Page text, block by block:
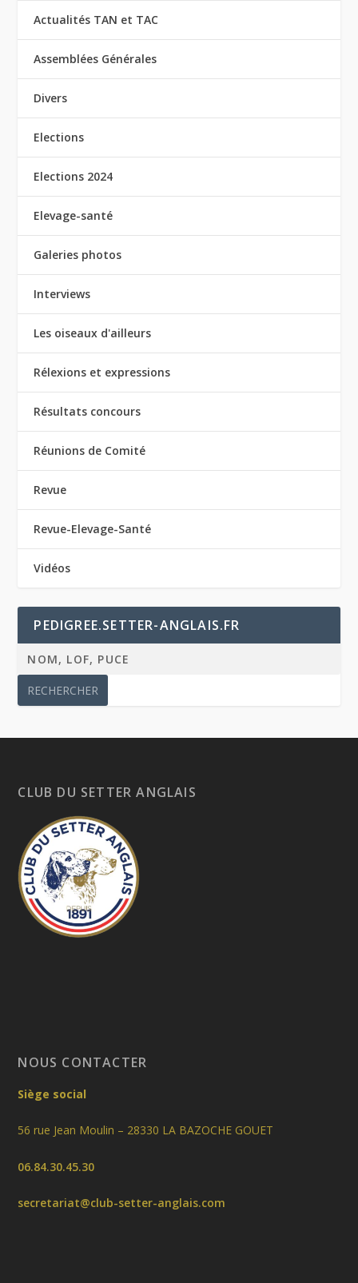
Actualités TAN et TAC
Assemblées Générales
Divers
Elections
Elections 2024
Elevage-santé
Galeries photos
Interviews
Les oiseaux d'ailleurs
Rélexions et expressions
Résultats concours
Réunions de Comité
Revue
Revue-Elevage-Santé
Vidéos
PEDIGREE.SETTER-ANGLAIS.FR
CLUB DU SETTER ANGLAIS
NOUS CONTACTER
Siège social
56 rue Jean Moulin – 28330 LA BAZOCHE GOUET
06.84.30.45.30
secretariat@club-setter-anglais.com